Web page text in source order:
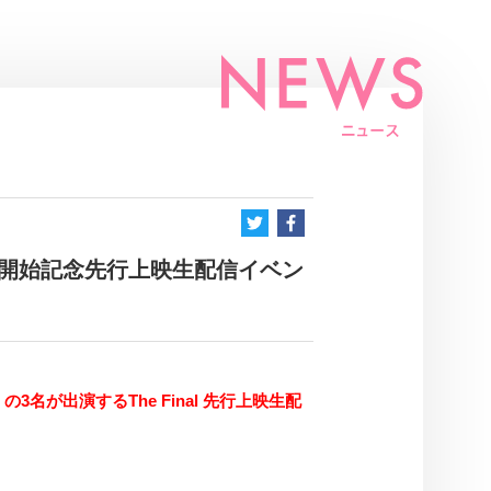
始記念先行上映生配信イベン
3名が出演するThe Final 先行上映生配